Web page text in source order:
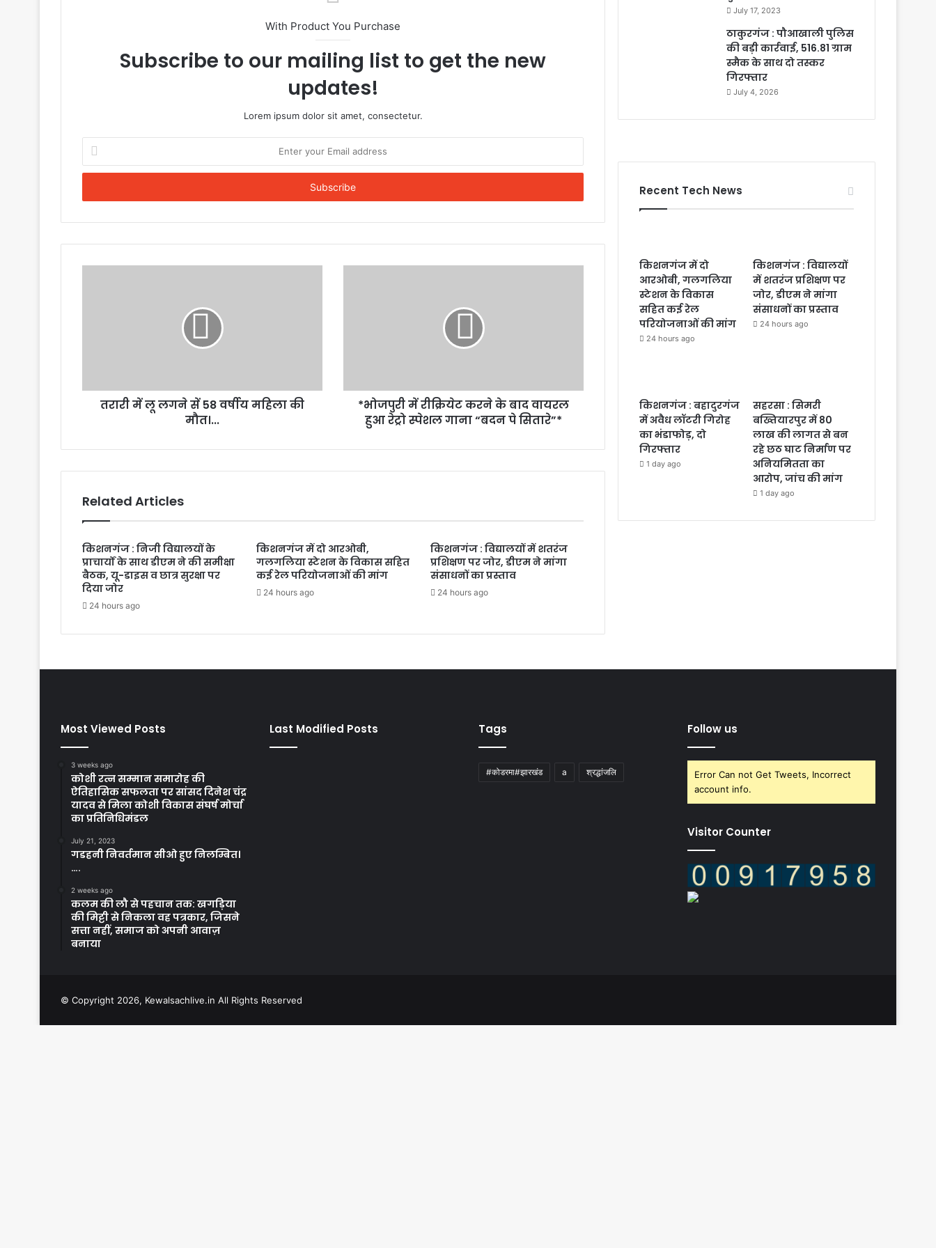
With Product You Purchase
Subscribe to our mailing list to get the new
updates!
Lorem ipsum dolor sit amet, consectetur.
Enter
your
Email
तरारी में लू लगने सें 58 वर्षीय महिला की
मौत।...
*भोजपुरी में रीक्रियेट करने के बाद वायरल
हुआ रेट्रो स्पेशल गाना “बदन पे सितारे”*
Related Articles
किशनगंज : निजी विद्यालयों के
प्राचार्यों के साथ डीएम ने की समीक्षा
बैठक, यू-डाइस व छात्र सुरक्षा पर
दिया जोर
24 hours ago
किशनगंज में दो आरओबी,
गलगलिया स्टेशन के विकास सहित
कई रेल परियोजनाओं की मांग
24 hours ago
किशनगंज : विद्यालयों में शतरंज
प्रशिक्षण पर जोर, डीएम ने मांगा
संसाधनों का प्रस्ताव
24 hours ago
July 17, 2023
ठाकुरगंज : पौआखाली पुलिस
की बड़ी कार्रवाई, 516.81 ग्राम
स्मैक के साथ दो तस्कर
गिरफ्तार
July 4, 2026
Recent Tech News
किशनगंज में दो
आरओबी, गलगलिया
स्टेशन के विकास
सहित कई रेल
परियोजनाओं की मांग
24 hours ago
किशनगंज : विद्यालयों
में शतरंज प्रशिक्षण पर
जोर, डीएम ने मांगा
संसाधनों का प्रस्ताव
24 hours ago
किशनगंज : बहादुरगंज
में अवैध लॉटरी गिरोह
का भंडाफोड़, दो
गिरफ्तार
1 day ago
सहरसा : सिमरी
बख्तियारपुर में 80
लाख की लागत से बन
रहे छठ घाट निर्माण पर
अनियमितता का
आरोप, जांच की मांग
1 day ago
Most Viewed Posts
3 weeks ago
कोशी रत्न सम्मान समारोह की
ऐतिहासिक सफलता पर सांसद दिनेश चंद्र
यादव से मिला कोशी विकास संघर्ष मोर्चा
का प्रतिनिधिमंडल
July 21, 2023
गडहनी निवर्तमान सीओ हुए निलम्बित।
….
2 weeks ago
कलम की लौ से पहचान तक: खगड़िया
की मिट्टी से निकला वह पत्रकार, जिसने
सत्ता नहीं, समाज को अपनी आवाज़
बनाया
Last Modified Posts Tags
#कोडरमा#झारखंड a श्रद्धांजलि
Follow us
Error Can not Get Tweets, Incorrect
account info.
Visitor Counter
© Copyright 2026, Kewalsachlive.in All Rights Reserved